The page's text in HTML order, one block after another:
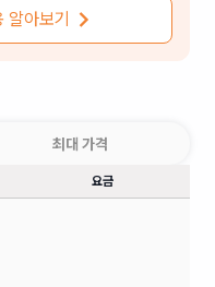
아보기
최대 가격
요금